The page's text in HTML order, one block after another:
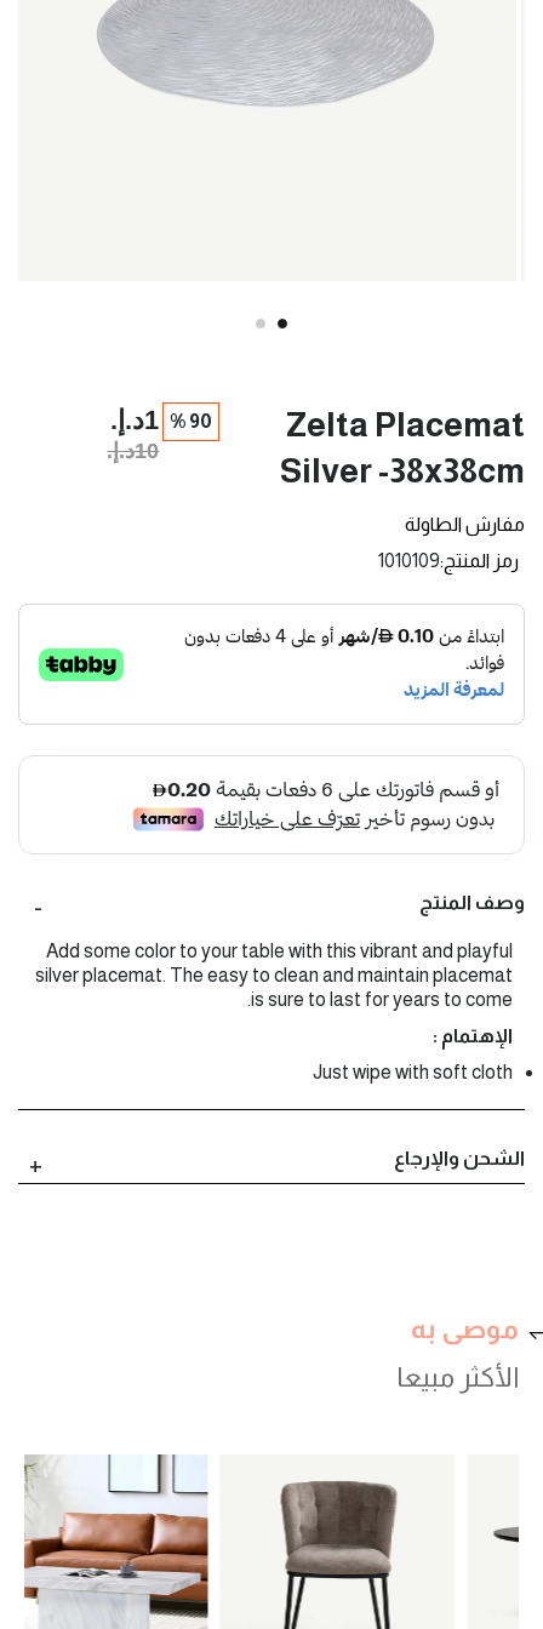
Zelta Placemat
Silver -38x38cm
مفارش الطاولة
رمز المنتج 1010109
90 % 1د.إ.‏
10د.إ.‏
وصف المنتج
Add some color to your table with this vibrant and playful
silver placemat. The easy to clean and maintain placemat
is sure to last for years to come.
الإهتمام :
Just wipe with soft cloth
الشحن والإرجاع
موصى به
الأكثر مبيعا